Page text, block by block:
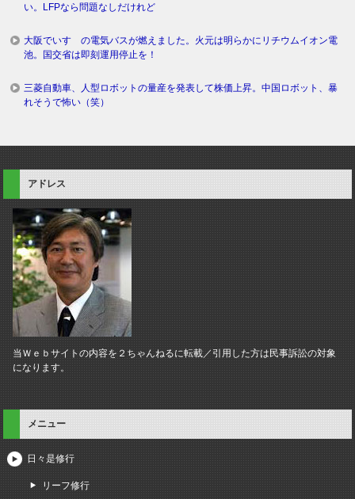
い。LFPなら問題なしだけれど
大阪でいすゞの電気バスが燃えました。火元は明らかにリチウムイオン電
池。国交省は即刻運用停止を！
三菱自動車、人型ロボットの量産を発表して株価上昇。中国ロボット、暴
れそうで怖い（笑）
アドレス
当Ｗｅｂサイトの内容を２ちゃんねるに転載／引用した方は民事訴訟の対象
になります。
メニュー
日々是修行
リーフ修行